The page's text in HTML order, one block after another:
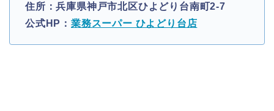
住所：兵庫県神戸市北区ひよどり台南町2-7
公式HP： 業務スーパー ひよどり台店